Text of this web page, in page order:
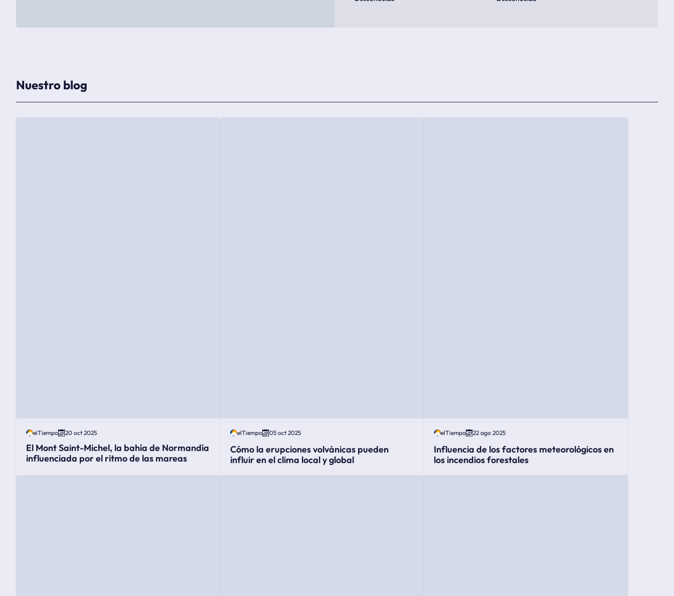
Nuestro blog
elTiempo 20 oct 2025
El Mont Saint-Michel, la bahía de Normandía
influenciada por el ritmo de las mareas
elTiempo 05 oct 2025
Cómo la erupciones volvánicas pueden
influir en el clima local y global
elTiempo 22 ago 2025
Influencia de los factores meteorológicos en
los incendios forestales